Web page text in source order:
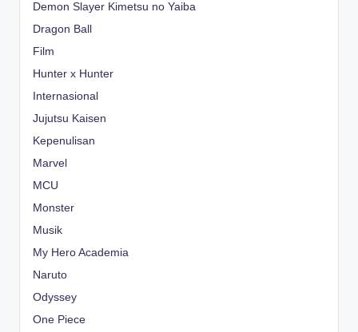
Demon Slayer Kimetsu no Yaiba
Dragon Ball
Film
Hunter x Hunter
Internasional
Jujutsu Kaisen
Kepenulisan
Marvel
MCU
Monster
Musik
My Hero Academia
Naruto
Odyssey
One Piece